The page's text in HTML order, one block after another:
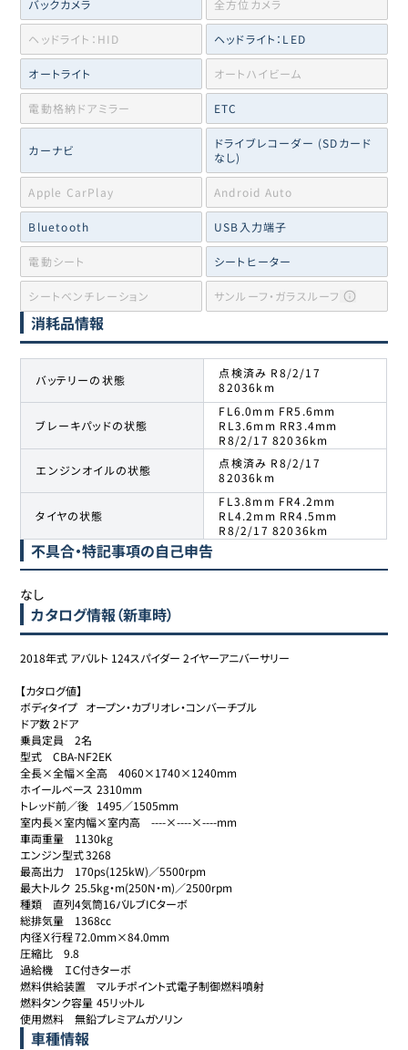
バックカメラ 全方位カメラ
ヘッドライト：HID ヘッドライト：LED
オートライト オートハイビーム
電動格納ドアミラー ETC
カーナビ
ドライブレコーダー (SDカード
なし)
Apple CarPlay Android Auto
Bluetooth USB入力端子
電動シート シートヒーター
シートベンチレーション サンルーフ・ガラスルーフ
消耗品情報
バッテリーの状態
点検済み R8/2/17
82036km
ブレーキパッドの状態
FL6.0mm FR5.6mm
RL3.6mm RR3.4mm
R8/2/17 82036km
エンジンオイルの状態
点検済み R8/2/17
82036km
タイヤの状態
FL3.8mm FR4.2mm
RL4.2mm RR4.5mm
R8/2/17 82036km
不具合・特記事項の自己申告
なし
カタログ情報（新車時）
2018年式 アバルト 124スパイダー 2イヤーアニバーサリー
【カタログ値】
ボディタイプ	オープン・カブリオレ・コンバーチブル
ドア数	2ドア
乗員定員	2名
型式	CBA-NF2EK
全長×全幅×全高	4060×1740×1240mm
ホイールベース	2310mm
トレッド前／後	1495／1505mm
室内長×室内幅×室内高	----×----×----mm
車両重量	1130kg
エンジン型式	3268
最高出力	170ps(125kW)／5500rpm
最大トルク	25.5kg・m(250N・m)／2500rpm
種類	直列4気筒16バルブICターボ
総排気量	1368cc
内径Ｘ行程	72.0mm×84.0mm
圧縮比	9.8
過給機	ＩＣ付きターボ
燃料供給装置	マルチポイント式電子制御燃料噴射
燃料タンク容量	45リットル
使用燃料	無鉛プレミアムガソリン
車種情報